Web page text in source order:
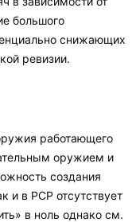
большого
снижающих
ревизии.
работающего
оружием и
создания
в PCP отсутствует
в ноль однако см.